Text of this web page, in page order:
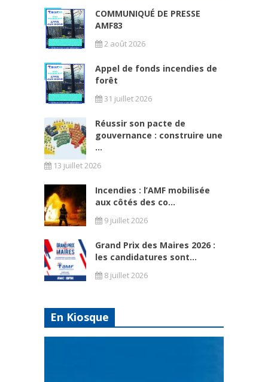
COMMUNIQUÉ DE PRESSE
AMF83
2 août 2026
Appel de fonds incendies de
forêt
31 juillet 2026
Réussir son pacte de
gouvernance : construire une
...
13 juillet 2026
Incendies : l’AMF mobilisée
aux côtés des co...
9 juillet 2026
Grand Prix des Maires 2026 :
les candidatures sont...
8 juillet 2026
En Kiosque